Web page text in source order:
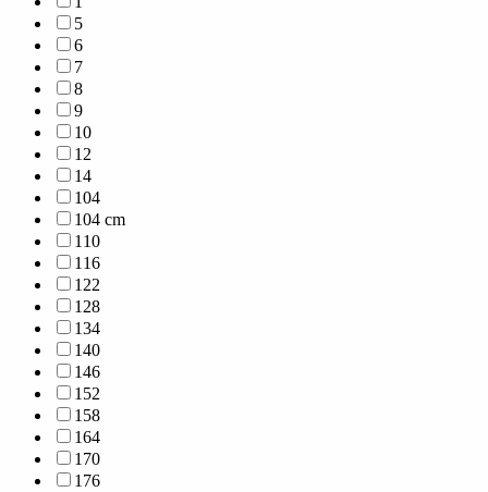
5
6
7
8
9
10
12
14
104
104 cm
110
116
122
128
134
140
146
152
158
164
170
176